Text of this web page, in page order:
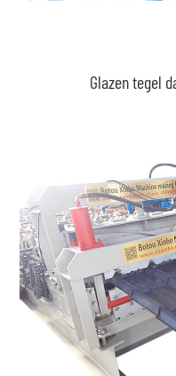
Glazen tegel